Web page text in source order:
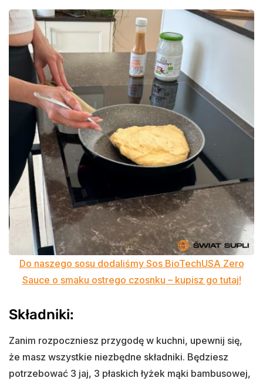
Do naszego sosu dodaliśmy Sos BioTechUSA Zero
Sauce o smaku ostrego czosnku – kupisz go tutaj!
Składniki:
Zanim rozpoczniesz przygodę w kuchni, upewnij się,
że masz wszystkie niezbędne składniki. Będziesz
potrzebować 3 jaj, 3 płaskich łyżek mąki bambusowej,